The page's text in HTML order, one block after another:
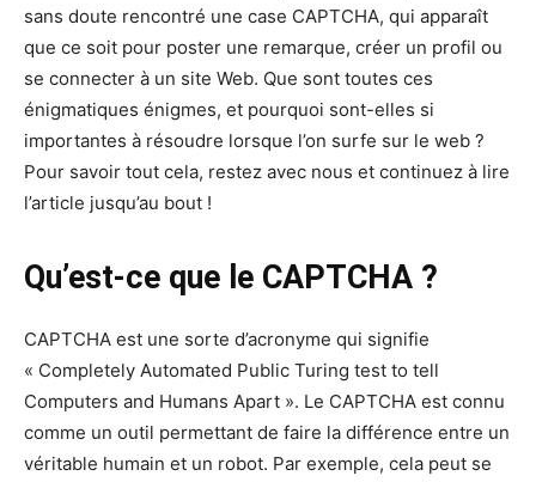
sans doute rencontré une case CAPTCHA, qui apparaît
que ce soit pour poster une remarque, créer un profil ou
se connecter à un site Web. Que sont toutes ces
énigmatiques énigmes, et pourquoi sont-elles si
importantes à résoudre lorsque l’on surfe sur le web ?
Pour savoir tout cela, restez avec nous et continuez à lire
l’article jusqu’au bout !
Qu’est-ce que le CAPTCHA ?
CAPTCHA est une sorte d’acronyme qui signifie
« Completely Automated Public Turing test to tell
Computers and Humans Apart ». Le CAPTCHA est connu
comme un outil permettant de faire la différence entre un
véritable humain et un robot. Par exemple, cela peut se